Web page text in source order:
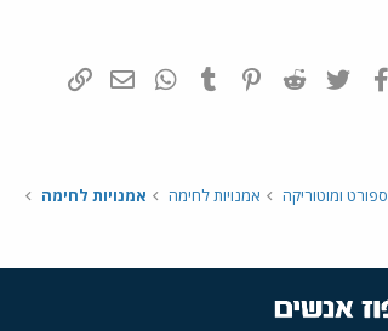
פייסבוק Twitter
Reddit
Pinterest
Tumblr
WhatsAppדואר אלקטרוני
ספורט ומוטוריקה אמנויות לחימה אמנויות לחימה